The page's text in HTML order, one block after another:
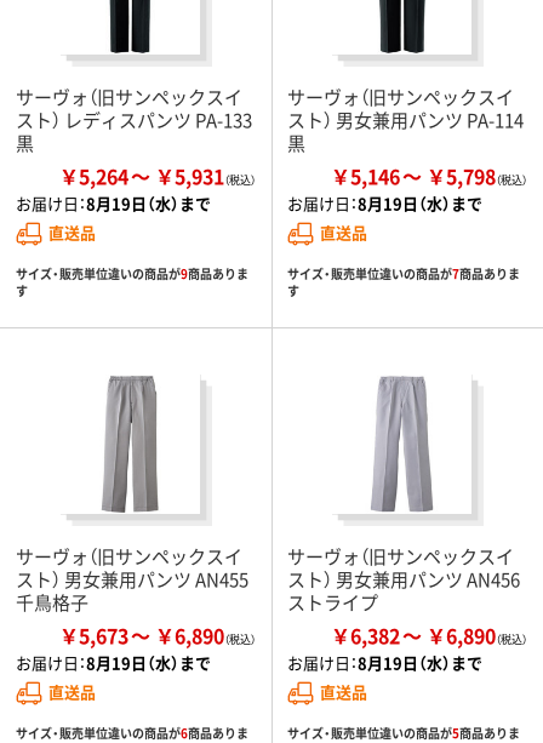
サーヴォ（旧サンペックスイ
スト） レディスパンツ PA-133
黒
￥5,264 ￥5,931
お届け日：8月19日（水）まで
直送品
サイズ・販売単位違いの商品が9商品ありま
す
サーヴォ（旧サンペックスイ
スト） 男女兼用パンツ PA-114
黒
￥5,146 ￥5,798
お届け日：8月19日（水）まで
直送品
サイズ・販売単位違いの商品が7商品ありま
す
サーヴォ（旧サンペックスイ
スト） 男女兼用パンツ AN455
千鳥格子
￥5,673 ￥6,890
お届け日：8月19日（水）まで
直送品
サイズ・販売単位違いの商品が6商品ありま
サーヴォ（旧サンペックスイ
スト） 男女兼用パンツ AN456
ストライプ
￥6,382 ￥6,890
お届け日：8月19日（水）まで
直送品
サイズ・販売単位違いの商品が5商品ありま